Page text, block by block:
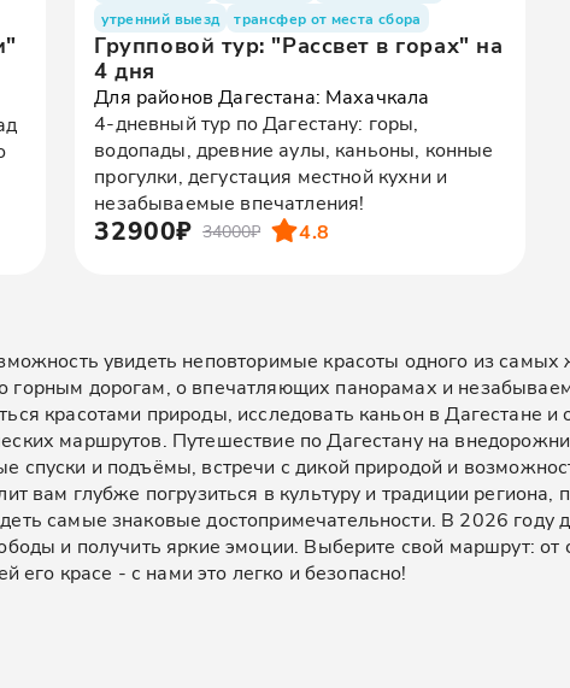
утренний выезд
трансфер от места сбора
Групповой тур: "Рассвет в горах" на
4 дня
Для районов Дагестана: Махачкала
4-дневный тур по Дагестану: горы,
водопады, древние аулы, каньоны, конные
прогулки, дегустация местной кухни и
незабываемые впечатления!
32900₽ 34000₽ 4.8
увидеть неповторимые красоты одного из
горным дорогам, о впечатляющих панорамах и
красотами природы, исследовать каньон в Дагестане и
маршрутов. Путешествие по Дагестану на
спуски и подъёмы, встречи с дикой природой и
вам глубже погрузиться в культуру и традиции
самые знаковые достопримечательности. В 2026 году
и получить яркие эмоции. Выберите свой маршрут:
его красе - с нами это легко и безопасно!